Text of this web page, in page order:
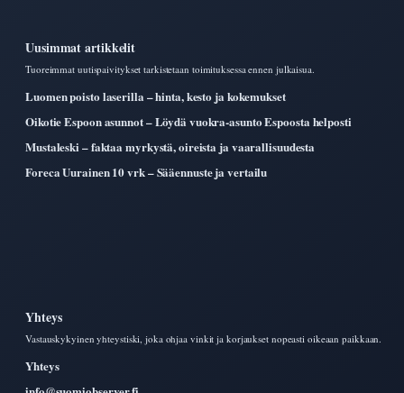
Uusimmat artikkelit
Tuoreimmat uutispaivitykset tarkistetaan toimituksessa ennen julkaisua.
Luomen poisto laserilla – hinta, kesto ja kokemukset
Oikotie Espoon asunnot – Löydä vuokra-asunto Espoosta helposti
Mustaleski – faktaa myrkystä, oireista ja vaarallisuudesta
Foreca Uurainen 10 vrk – Sääennuste ja vertailu
Yhteys
Vastauskykyinen yhteystiski, joka ohjaa vinkit ja korjaukset nopeasti oikeaan paikkaan.
Yhteys